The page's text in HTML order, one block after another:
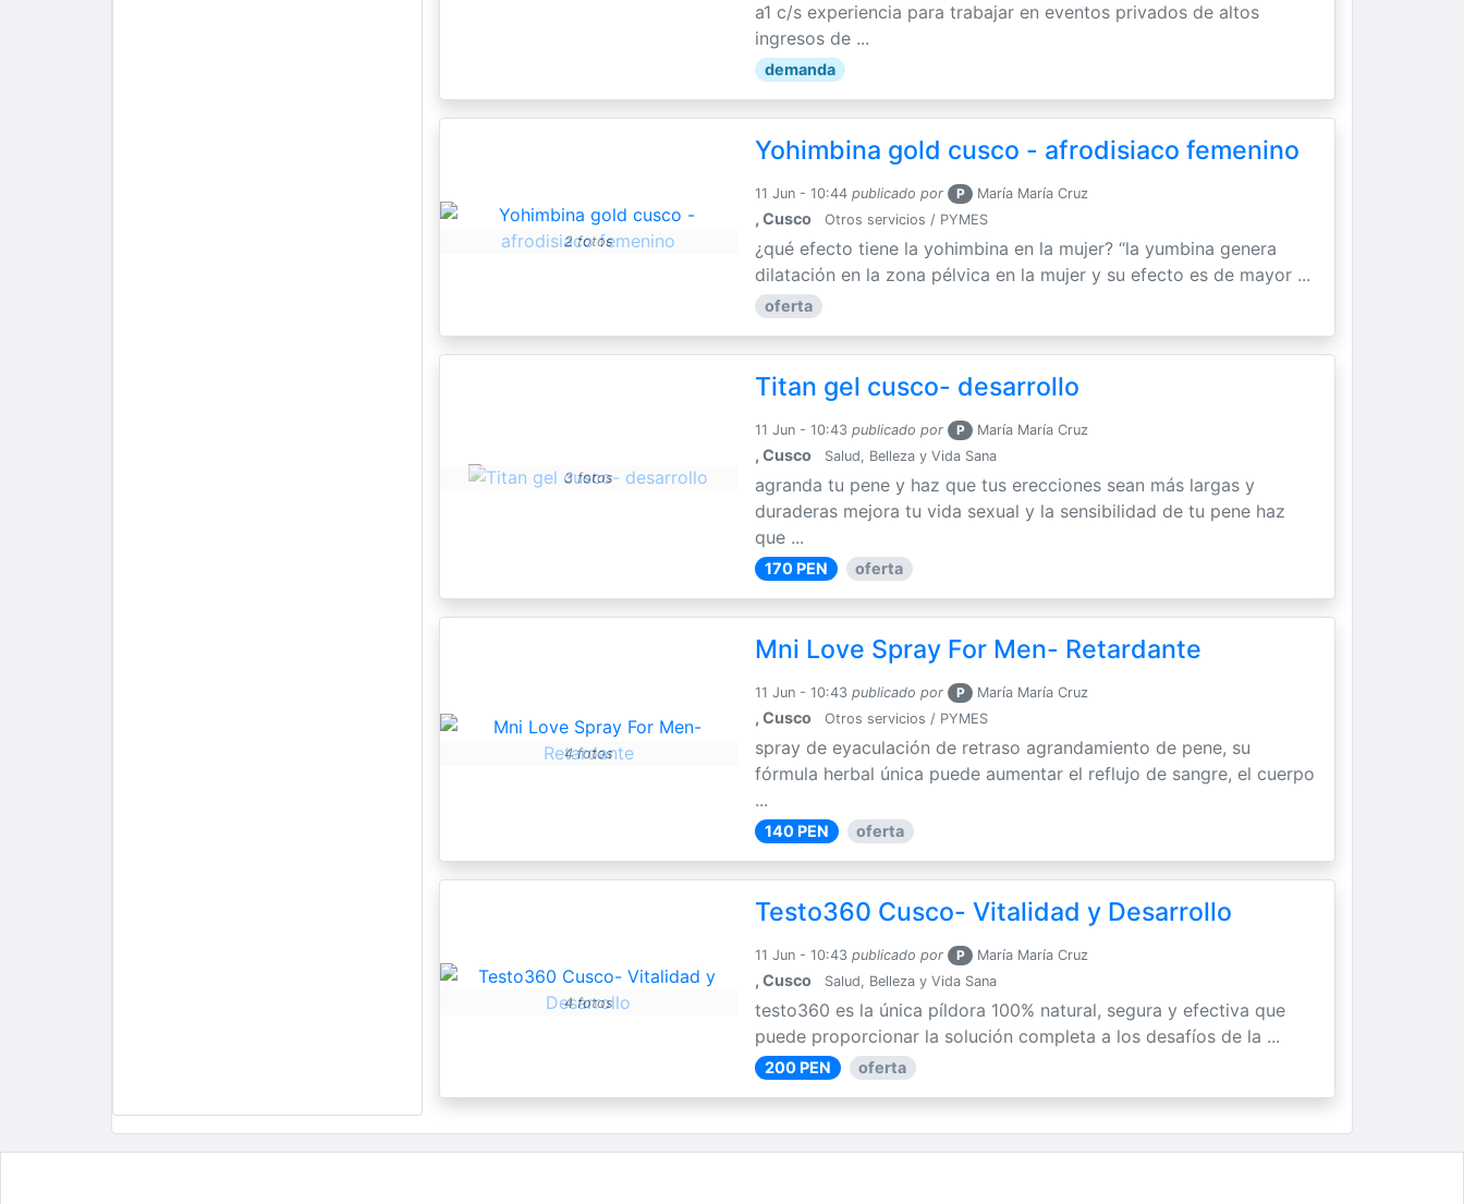
a1 c/s experiencia para trabajar en eventos privados de altos
ingresos de ...
demanda
2 fotos
Yohimbina gold cusco - afrodisiaco femenino
11 Jun - 10:44 publicado por P María María Cruz
, Cusco Otros servicios / PYMES
¿qué efecto tiene la yohimbina en la mujer? “la yumbina genera
dilatación en la zona pélvica en la mujer y su efecto es de mayor ...
oferta
3 fotos
Titan gel cusco- desarrollo
11 Jun - 10:43 publicado por P María María Cruz
, Cusco Salud, Belleza y Vida Sana
agranda tu pene y haz que tus erecciones sean más largas y
duraderas mejora tu vida sexual y la sensibilidad de tu pene haz
que ...
170 PEN oferta
4 fotos
Mni Love Spray For Men- Retardante
11 Jun - 10:43 publicado por P María María Cruz
, Cusco Otros servicios / PYMES
spray de eyaculación de retraso agrandamiento de pene, su
fórmula herbal única puede aumentar el reflujo de sangre, el cuerpo
...
140 PEN oferta
4 fotos
Testo360 Cusco- Vitalidad y Desarrollo
11 Jun - 10:43 publicado por P María María Cruz
, Cusco Salud, Belleza y Vida Sana
testo360 es la única píldora 100% natural, segura y efectiva que
puede proporcionar la solución completa a los desafíos de la ...
200 PEN oferta